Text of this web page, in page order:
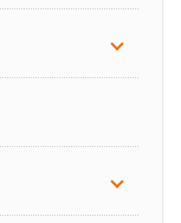
ービス）
の方へ
へ